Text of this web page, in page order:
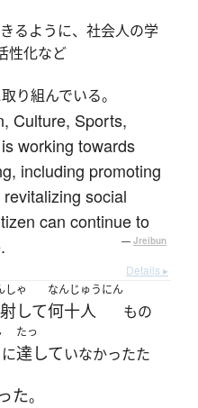
るように、社会人の学
性化など
り組んでいる。
Culture, Sports,
working towards
including promoting
social
can continue to
— Jreibun
Details ▸
しゃ
して
なんじゅうにん
何十人 もの
に
たっ
達していなかったた
た。